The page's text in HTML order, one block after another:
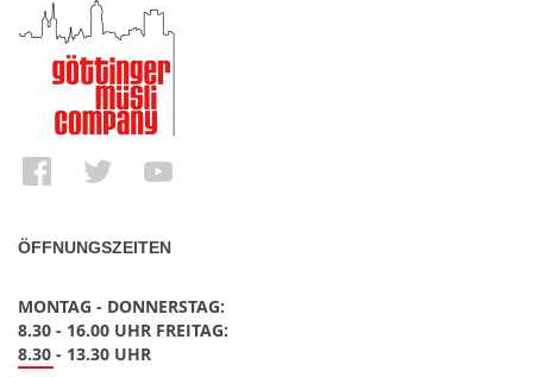
ÖFFNUNGSZEITEN
MONTAG - DONNERSTAG:
8.30 - 16.00 UHR FREITAG:
8.30 - 13.30 UHR